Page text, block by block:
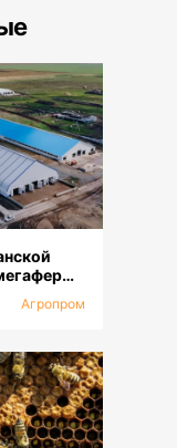
Агропром